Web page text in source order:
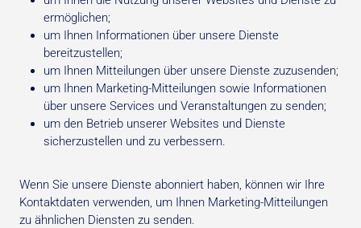
ermöglichen;
um Ihnen Informationen über unsere Dienste
bereitzustellen;
um Ihnen Mitteilungen über unsere Dienste zuzusenden;
um Ihnen Marketing-Mitteilungen sowie Informationen
über unsere Services und Veranstaltungen zu senden;
um den Betrieb unserer Websites und Dienste
sicherzustellen und zu verbessern.
Wenn Sie unsere Dienste abonniert haben, können wir Ihre
Kontaktdaten verwenden, um Ihnen Marketing-Mitteilungen
zu ähnlichen Diensten zu senden.